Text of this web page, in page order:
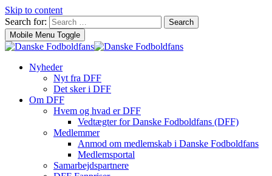
Skip to content
Search for:
Search
Mobile Menu Toggle
Nyheder
Nyt fra DFF
Det sker i DFF
Om DFF
Hvem og hvad er DFF
Vedtægter for Danske Fodboldfans (DFF)
Medlemmer
Anmod om medlemskab i Danske Fodboldfans
Medlemsportal
Samarbejdspartnere